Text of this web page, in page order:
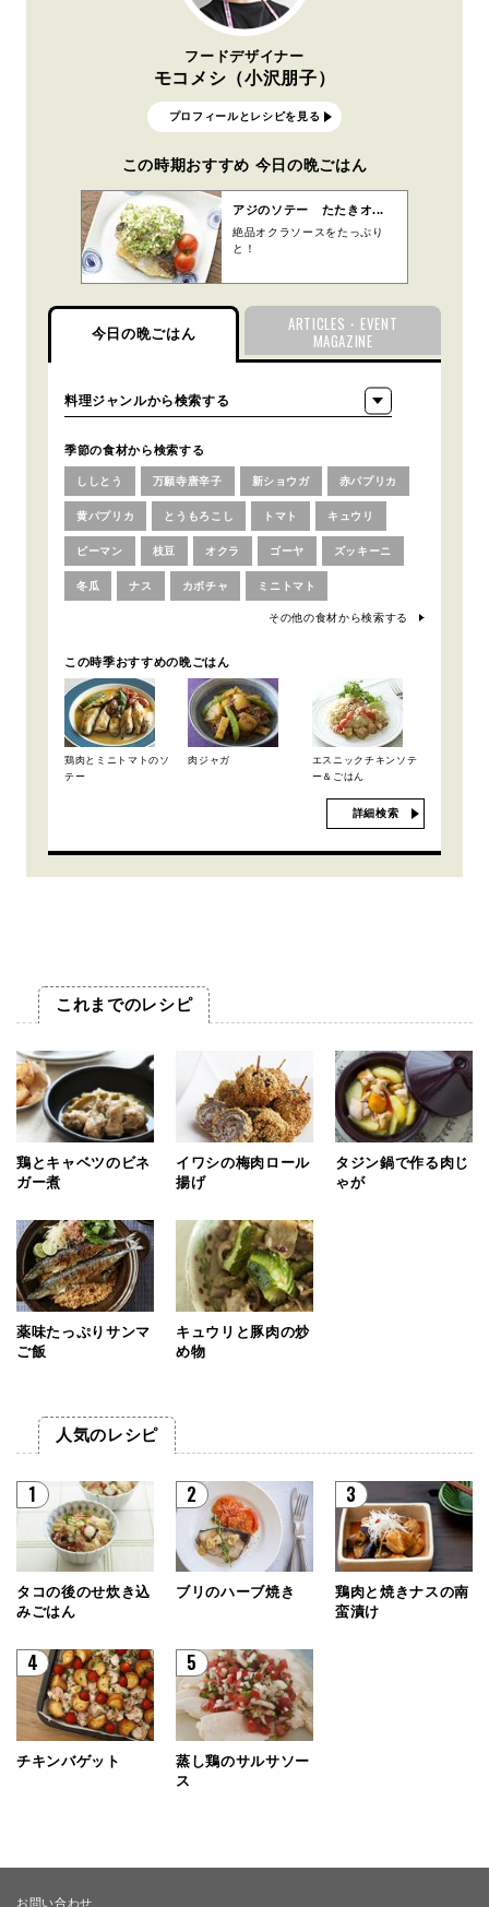
フードデザイナー
モコメシ（小沢朋子）
プロフィールとレシピを見る
この時期おすすめ 今日の晩ごはん
アジのソテー たたきオ...
絶品オクラソースをたっぷり
と！
今日の晩ごはん
ARTICLES・EVENT
MAGAZINE
季節の食材から検索する
ししとう 万願寺唐辛子 新ショウガ 赤パプリカ
黄パプリカ とうもろこし トマト キュウリ
ピーマン 枝豆 オクラ ゴーヤ ズッキーニ
冬瓜 ナス カボチャ ミニトマト
その他の食材から検索する
この時季おすすめの晩ごはん
鶏肉とミニトマトのソ
テー
肉ジャガ
エスニックチキンソテ
ー＆ごはん
詳細検索
これまでのレシピ
鶏とキャベツのビネ
ガー煮
イワシの梅肉ロール
揚げ
タジン鍋で作る肉じ
ゃが
薬味たっぷりサンマ
ご飯
キュウリと豚肉の炒
め物
人気のレシピ
1
タコの後のせ炊き込
みごはん
2
ブリのハーブ焼き
3
鶏肉と焼きナスの南
蛮漬け
4
チキンバゲット
5
蒸し鶏のサルサソー
ス
お問い合わせ